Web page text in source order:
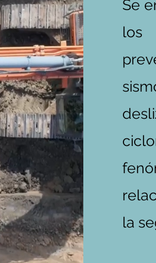
Se
los
la